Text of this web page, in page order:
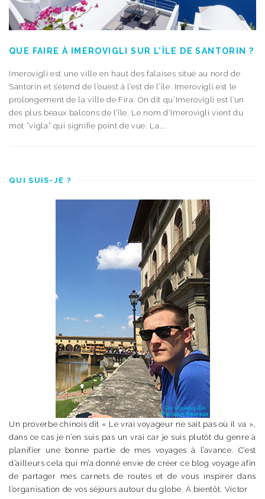
QUE FAIRE À IMEROVIGLI SUR L’ÎLE DE SANTORIN ?
Imerovigli est une ville en haut des falaises situé au nord de
Santorin et s’étend de l’ouest à l’est de l’île. Imerovigli est le
prolongement de la ville de Fira. On dit qu’Imerovigli est l’un
des plus beaux balcons de l’île. Le nom d’Imerovigli vient du
mot “vigla” qui signifie point de vue. La...
QUI SUIS-JE ?
Un proverbe chinois dit « Le vrai voyageur ne sait pas où il va »,
dans ce cas je n’en suis pas un vrai car je suis plutôt du genre à
planifier une bonne partie de mes voyages à l’avance. C’est
d’ailleurs cela qui m’a donné envie de créer ce blog voyage afin
de partager mes carnets de routes et de vous inspirer dans
l’organisation de vos séjours autour du globe. À bientôt. Victor